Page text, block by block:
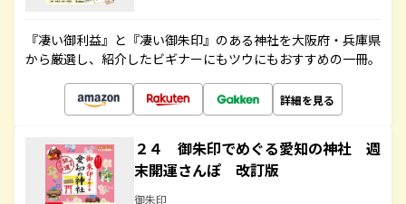
『凄い御利益』と『凄い御朱印』のある神社を大阪府・兵庫県
から厳選し、紹介したビギナーにもツウにもおすすめの一冊。
詳細を見る
２４ 御朱印でめぐる愛知の神社 週
末開運さんぽ 改訂版
御朱印